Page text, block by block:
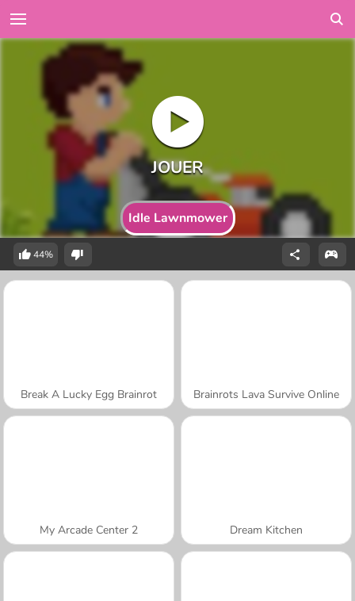
Idle Lawnmower
44%
Break A Lucky Egg Brainrot Brainrots Lava Survive Online
My Arcade Center 2 Dream Kitchen